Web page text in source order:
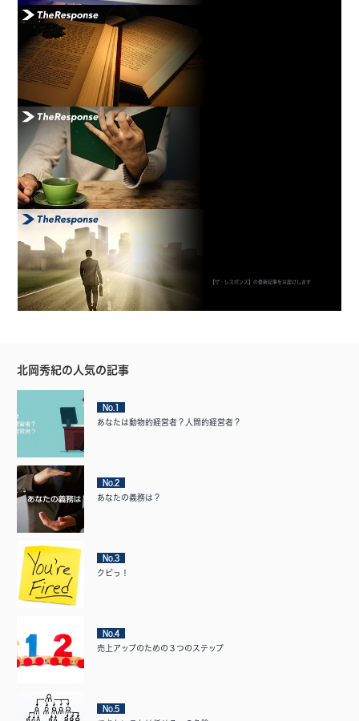
【ザ・レスポンス】の最新記事をお届けします
北岡秀紀の人気の記事
No.1
あなたは動物的経営者？人間的経営者？
No.2
あなたの義務は？
No.3
クビっ！
No.4
売上アップのための３つのステップ
No.5